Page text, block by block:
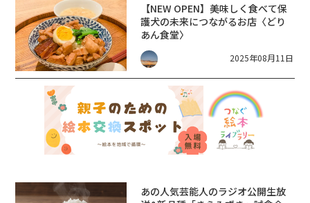
【NEW OPEN】美味しく食べて保
護犬の未来につながるお店〈どり
あん食堂〉
2025年08月11日
あの人気芸能人のラジオ公開生放